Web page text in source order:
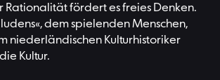
Rationalität fördert es freies Denken.
dem spielenden Menschen,
niederländischen Kulturhistoriker
Kultur.